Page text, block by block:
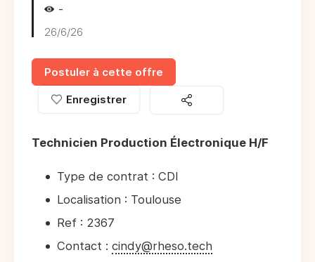
-
26/6/26
Postuler à cette offre
Enregistrer
Technicien Production Électronique H/F
Type de contrat : CDI
Localisation : Toulouse
Ref : 2367
Contact : cindy@rheso.tech